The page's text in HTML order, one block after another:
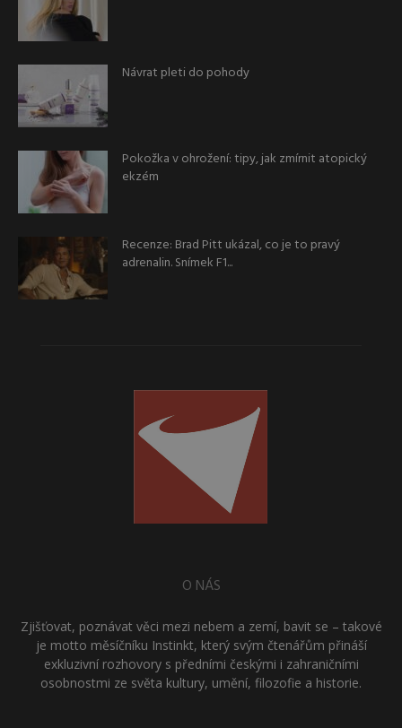
Návrat pleti do pohody
Pokožka v ohrožení: tipy, jak zmírnit atopický
ekzém
Recenze: Brad Pitt ukázal, co je to pravý
adrenalin. Snímek F1...
O NÁS
Zjišťovat, poznávat věci mezi nebem a zemí, bavit se – takové
je motto měsíčníku Instinkt, který svým čtenářům přináší
exkluzivní rozhovory s předními českými i zahraničními
osobnostmi ze světa kultury, umění, filozofie a historie.